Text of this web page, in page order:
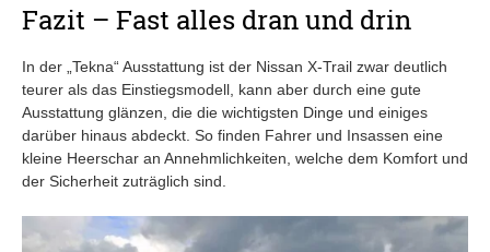
Fazit – Fast alles dran und drin
In der „Tekna“ Ausstattung ist der Nissan X-Trail zwar deutlich
teurer als das Einstiegsmodell, kann aber durch eine gute
Ausstattung glänzen, die die wichtigsten Dinge und einiges
darüber hinaus abdeckt. So finden Fahrer und Insassen eine
kleine Heerschar an Annehmlichkeiten, welche dem Komfort und
der Sicherheit zuträglich sind.